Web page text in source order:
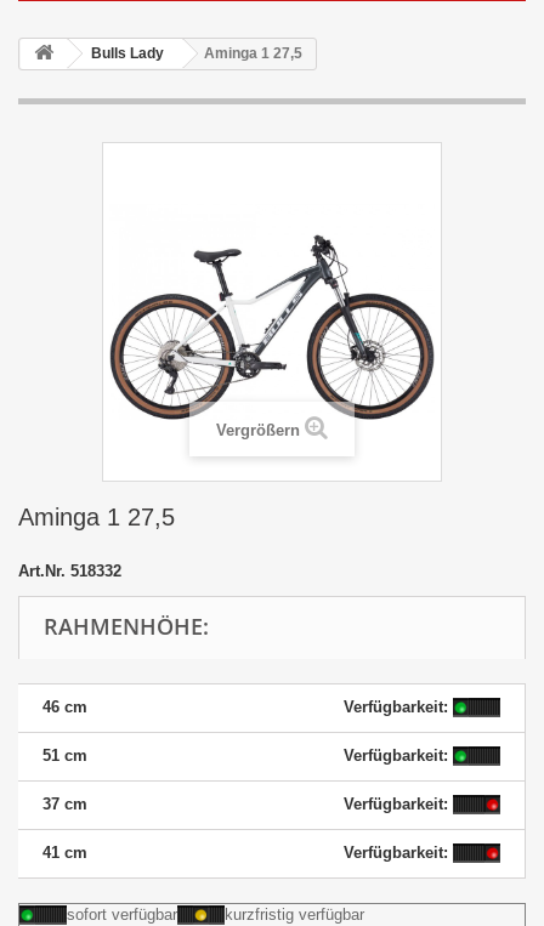
Bulls Lady Aminga 1 27,5
Vergrößern
Aminga 1 27,5
Art.Nr. 518332
RAHMENHÖHE:
46 cm Verfügbarkeit:
51 cm Verfügbarkeit:
37 cm Verfügbarkeit:
41 cm Verfügbarkeit:
sofort verfügbar
kurzfristig verfügbar